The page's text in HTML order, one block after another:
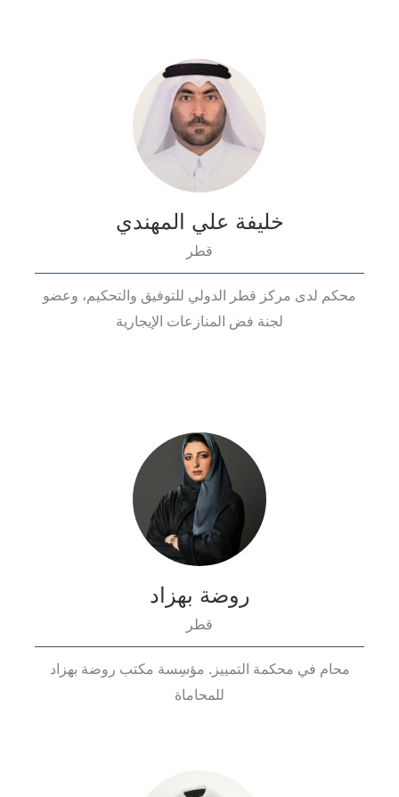
خليفة علي المهندي
قطر
محكم لدى مركز قطر الدولي للتوفيق والتحكيم، وعضو
لجنة فض المنازعات الإيجارية
روضة بهزاد
قطر
محام في محكمة التمييز. مؤسِسة مكتب روضة بهزاد
للمحاماة